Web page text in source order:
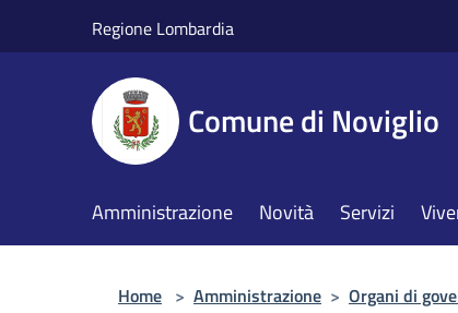
Regione Lombardia
Comune di Noviglio
Amministrazione Novità Servizi
Home > Amministrazione > Organi di